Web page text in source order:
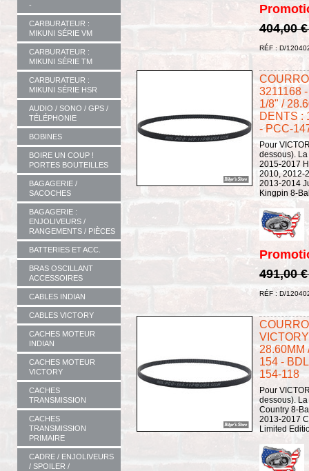
-
CARBURATEUR :
MIKUNI SÉRIE VM
CARBURATEUR :
MIKUNI SÉRIE TM
CARBURATEUR :
MIKUNI SÉRIE HSR
AUDIO / SONO / GPS /
TÉLÉPHONIE
BOBINES
BOIRE UN COUP !
PORTES BOUTEILLES
BAGAGERIE /
SACOCHES
BAGAGERIE :
ENJOLIVEURS /
RANGEMENTS / PIÈCES
BATTERIES ET ACC.
BRAS OSCILLANT
ACCESSOIRES
CABLES INDIAN
CABLES VICTORY
CACHES MOTEUR
INDIAN
CACHES MOTEUR
VICTORY
CACHES
TRANSMISSION
CACHES
TRANSMISSION
PRIMAIRE
CADRE / ENJOLIVEURS
/ SPOILER /
404,00
RÉF : D/
3211168
1/8" /
DENTS :
- PCC-
Pour
dessous).
2015-2017
2010, 2012-
2013-2014
Kingpin 8-
491,00
RÉF : D/
28.60MM
154 -
154-118
Pour
dessous).
Country 8-
2013-2017
Limited